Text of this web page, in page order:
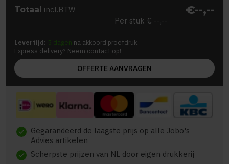
Totaal incl.BTW €--,--
Per stuk € --,--
Levertijd: 5 dagen na akkoord proefdruk
Express delivery? Neem contact op!
OFFERTE AANVRAGEN
check Gegarandeerd de laagste prijs op alle Jobo's
Advies artikelen
check Scherpste prijzen van NL door eigen drukkerij